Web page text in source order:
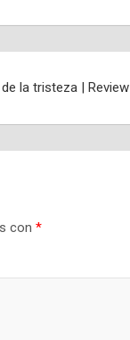
la tristeza | Review
con *